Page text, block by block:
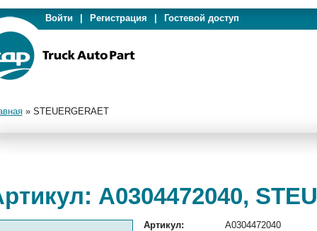
Войти Регистрация Гостевой доступ
» STEUERGERAET
A0304472040,
Артикул: A0304472040